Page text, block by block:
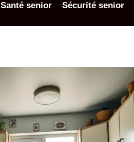
Santé senior Sécurité senior